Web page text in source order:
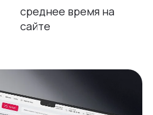
среднее время на
сайте